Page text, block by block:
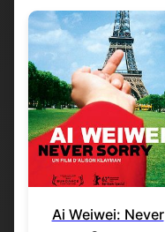
Ai Weiwei: Never